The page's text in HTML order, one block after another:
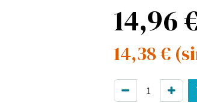
14,96
14,38€